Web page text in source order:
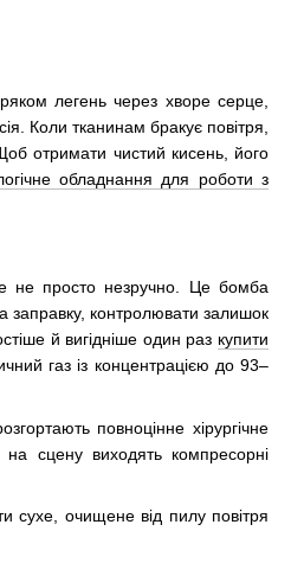
легень через хворе серце,
Коли тканинам бракує повітря,
отримати чистий кисень, його
обладнання для роботи з
не просто незручно. Це бомба
заправку, контролювати залишок
й вигідніше один раз купити
газ із концентрацією до 93–
повноцінне хірургічне
на сцену виходять компресорні
сухе, очищене від пилу повітря